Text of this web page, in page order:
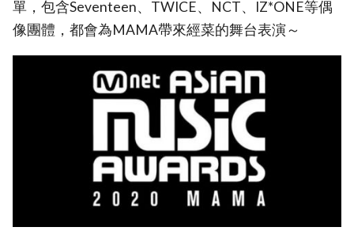
單，包含Seventeen、TWICE、NCT、IZ*ONE等偶
像團體，都會為MAMA帶來經菜的舞台表演～